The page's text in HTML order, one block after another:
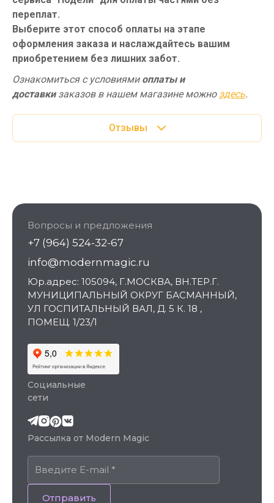
переплат.
Выберите этот способ оплаты на этапе
оформления заказа и наслаждайтесь вашим
приобретением без лишних забот.
Ознакомиться с условиями оплаты и
доставкизаказов в нашем магазине можно здесь.
Отзывы
Вопросы и предложения
+7 (964) 524-32-67
info@modernmagic.ru
Юр.адрес: 105094, Г.МОСКВА, ВН.ТЕР.Г.
МУНИЦИПАЛЬНЫЙ ОКРУГ БАСМАННЫЙ,
УЛ ГОСПИТАЛЬНЫЙ ВАЛ, Д. 5 К. 18 ,
ПОМЕЩ. 1/23/1
Социальные
сети
Рассылка от Modern Magic
Отправить